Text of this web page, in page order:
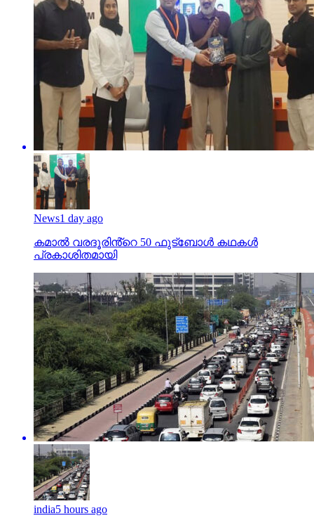
News1 day ago
കമാൽ വരദൂരിൻ്റെ 50 ഫുട്ബോൾ കഥകൾ
പ്രകാശിതമായി
india5 hours ago